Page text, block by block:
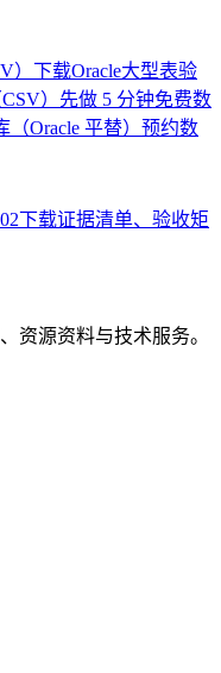
） 下载Oracle大型表验
） 先做 5 分钟免费数
Oracle 平替） 预约数
02下载证据清单、验收矩
资源资料与技术服务。